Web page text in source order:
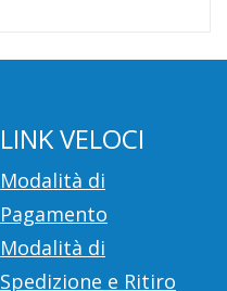
LINK VELOCI
Modalità di
Pagamento
Modalità di
Spedizione e Ritiro